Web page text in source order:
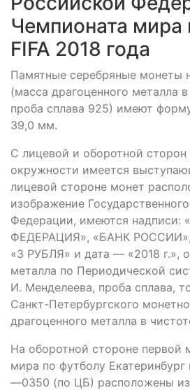
Чемпионата мира
FIFA 2018 года
Памятные серебряные монеты
(масса драгоценного металла в
проба сплава 925) имеют
39,0 мм.
С лицевой и оборотной сторон
окружности имеется
лицевой стороне монет
изображение
Федерации, имеются
ФЕДЕРАЦИЯ», «БАНК
«3 РУБЛЯ» и дата — «2018 г.»,
металла по Периодической
И. Менделеева, проба сплава,
Санкт-Петербургского
драгоценного металла в
На оборотной стороне первой
мира по футболу
—0350 (по ЦБ) расположены